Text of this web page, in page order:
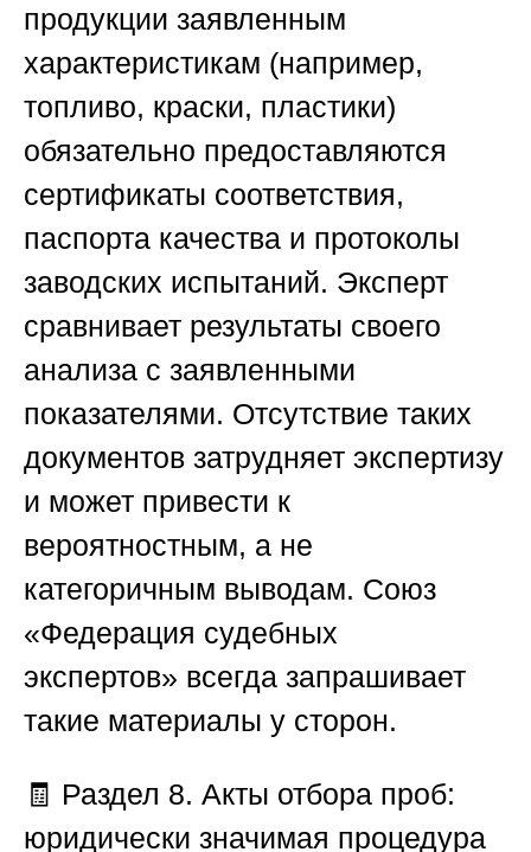
продукции заявленным
характеристикам (например,
топливо, краски, пластики)
обязательно предоставляются
сертификаты соответствия,
паспорта качества и протоколы
заводских испытаний. Эксперт
сравнивает результаты своего
анализа с заявленными
показателями. Отсутствие таких
документов затрудняет экспертизу
и может привести к
вероятностным, а не
категоричным выводам. Союз
«Федерация судебных
экспертов» всегда запрашивает
такие материалы у сторон.
🧾 Раздел 8. Акты отбора проб:
юридически значимая процедура